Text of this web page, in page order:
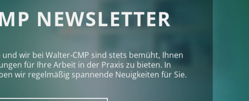
NEWSLETTER
wir bei Walter‑CMP sind stets bemüht, Ihnen
für Ihre Arbeit in der Praxis zu bieten. In
wir regelmäßig spannende Neuigkeiten für Sie.